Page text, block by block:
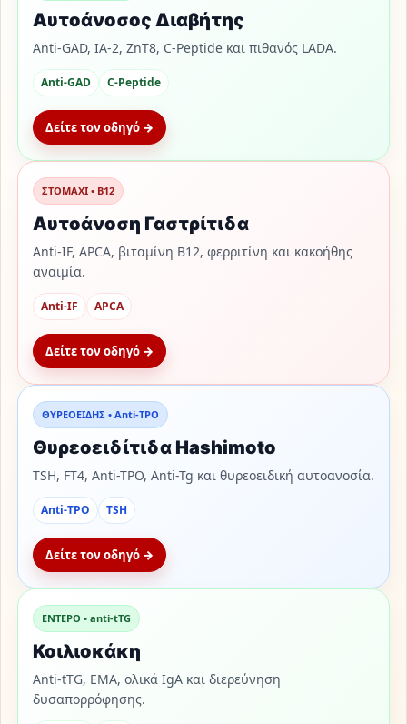
Αυτοάνοσος Διαβήτης
Anti-GAD, IA-2, ZnT8, C-Peptide και πιθανός LADA.
Anti-GAD C-Peptide
Δείτε τον οδηγό →
ΣΤΟΜΑΧΙ • Β12
Αυτοάνοση Γαστρίτιδα
Anti-IF, APCA, βιταμίνη Β12, φερριτίνη και κακοήθης
αναιμία.
Anti-IF APCA
Δείτε τον οδηγό →
ΘΥΡΕΟΕΙΔΗΣ • Anti-TPO
Θυρεοειδίτιδα Hashimoto
TSH, FT4, Anti-TPO, Anti-Tg και θυρεοειδική αυτοανοσία.
Anti-TPO TSH
Δείτε τον οδηγό →
ΕΝΤΕΡΟ • anti-tTG
Κοιλιοκάκη
Anti-tTG, EMA, ολικά IgA και διερεύνηση
δυσαπορρόφησης.